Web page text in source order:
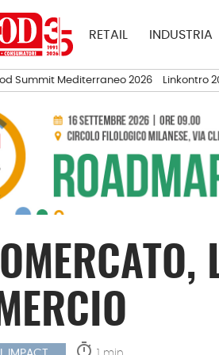
RETAIL INDUSTRIA
Summit Mediterraneo 2026 Linkontro
timer